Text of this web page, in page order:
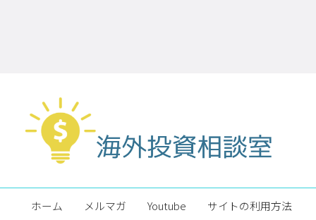
ホーム メルマガ Youtube
サイトの利用方法